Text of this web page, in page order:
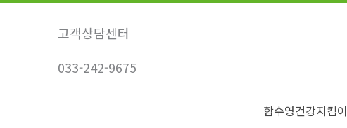
콘
고객상담센터
033-242-9675
함수영건강지킴이